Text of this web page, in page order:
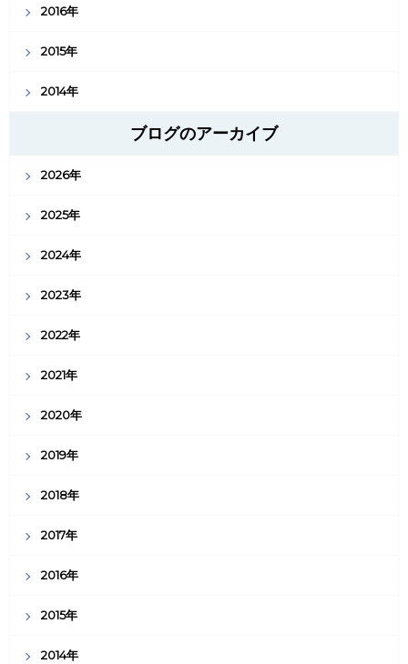
2016年
2015年
2014年
ブログのアーカイブ
2026年
2025年
2024年
2023年
2022年
2021年
2020年
2019年
2018年
2017年
2016年
2015年
2014年